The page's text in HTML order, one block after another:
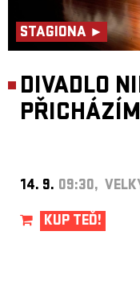
STAGIONA ►
DIVADLO
14. 9. 09:30,
KUP TEĎ!